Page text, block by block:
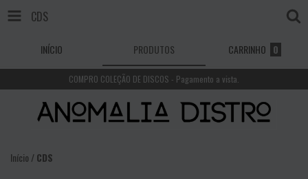
CDS
INÍCIO PRODUTOS CARRINHO 0
COMPRO COLEÇÃO DE DISCOS - Pagamento a vista.
Início /CDS